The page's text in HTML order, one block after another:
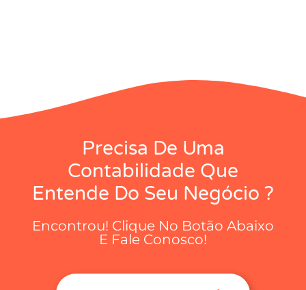
Precisa De Uma
Contabilidade Que
Entende Do Seu Negócio ?
Encontrou! Clique No Botão Abaixo
E Fale Conosco!